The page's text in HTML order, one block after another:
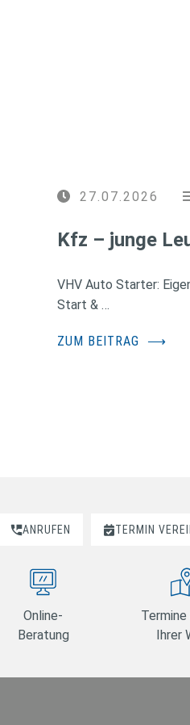
27.07.2026
Kfz – junge
VHV Auto Starter:
Start & …
ZUM BEITRAG ⟶
ANRUFEN TERMIN
Online-
Beratung
Ihrer